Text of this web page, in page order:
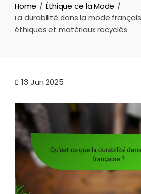
Home
Éthique de la Mode
La durabilité dans la mode
éthiques et matériaux recyclés
13 Jun 2025